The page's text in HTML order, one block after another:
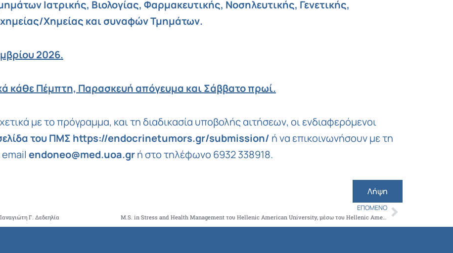
Ιατρικής, Βιολογίας, Φαρμακευτικής, Νοσηλευτικής, Γενετικής,
Χημείας και συναφών Τμημάτων.
2026.
κάθε Πέμπτη, Παρασκευή απόγευμα και Σάββατο πρωί.
με το πρόγραμμα, και τη διαδικασία υποβολής αιτήσεων, οι ενδιαφερόμενοι
του ΠΜΣ https://endocrinetumors.gr/submission/ ή να επικοινωνήσουν με τη
endoneo@med.uoa.grή στο τηλέφωνο 6932 338918.
Λήψη
Γ. Δεδεηλία
ΕΠΌΜΕΝΟ
M.S. in Stress and Health Management του Hellenic American University, μέσω του Hellenic American College Next